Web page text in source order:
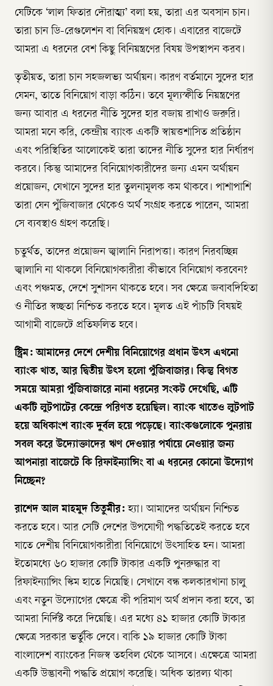
যেটিকে ‘লাল ফিতার দৌরাত্ম্য’ বলা হয়, তারা এর অবসান চান।
তারা চান ডি-রেগুলেশন বা বিনিয়ন্ত্রণ হোক। এবারের বাজেটে
আমরা এ ধরনের বেশ কিছু বিনিয়ন্ত্রণের বিষয় উপস্থাপন করব।
তৃতীয়ত, তারা চান সহজলভ্য অর্থায়ন। কারণ বর্তমানে সুদের হার
যেমন, তাতে বিনিয়োগ বাড়া কঠিন। তবে মূল্যস্ফীতি নিয়ন্ত্রণের
জন্য আবার এ ধরনের নীতি সুদের হার বজায় রাখাও জরুরি।
আমরা মনে করি, কেন্দ্রীয় ব্যাংক একটি স্বায়ত্তশাসিত প্রতিষ্ঠান
এবং পরিস্থিতির আলোকেই তারা তাদের নীতি সুদের হার নির্ধারণ
করবে। কিন্তু আমাদের বিনিয়োগকারীদের জন্য এমন অর্থায়ন
প্রয়োজন, যেখানে সুদের হার তুলনামূলক কম থাকবে। পাশাপাশি
তারা যেন পুঁজিবাজার থেকেও অর্থ সংগ্রহ করতে পারেন, আমরা
সে ব্যবস্থাও গ্রহণ করেছি।
চতুর্থত, তাদের প্রয়োজন জ্বালানি নিরাপত্তা। কারণ নিরবচ্ছিন্ন
জ্বালানি না থাকলে বিনিয়োগকারীরা কীভাবে বিনিয়োগ করবেন?
এবং পঞ্চমত, দেশে সুশাসন থাকতে হবে। সব ক্ষেত্রে জবাবদিহিতা
ও নীতির স্বচ্ছতা নিশ্চিত করতে হবে। মূলত এই পাঁচটি বিষয়ই
আগামী বাজেটে প্রতিফলিত হবে।
স্ট্রিম: আমাদের দেশে দেশীয় বিনিয়োগের প্রধান উৎস এখনো
ব্যাংক খাত, আর দ্বিতীয় উৎস হলো পুঁজিবাজার। কিন্তু বিগত
সময়ে আমরা পুঁজিবাজারে নানা ধরনের সংকট দেখেছি, এটি
একটি লুটপাটের কেন্দ্রে পরিণত হয়েছিল। ব্যাংক খাতেও লুটপাট
হয়ে অধিকাংশ ব্যাংক দুর্বল হয়ে পড়েছে। ব্যাংকগুলোকে পুনরায়
সবল করে উদ্যোক্তাদের ঋণ দেওয়ার পর্যায়ে নেওয়ার জন্য
আপনারা বাজেটে কি রিফাইন্যান্সিং বা এ ধরনের কোনো উদ্যোগ
নিচ্ছেন?
রাশেদ আল মাহমুদ তিতুমীর: হ্যা। আমাদের অর্থায়ন নিশ্চিত
করতে হবে। আর সেটি দেশের উপযোগী পদ্ধতিতেই করতে হবে
যাতে দেশীয় বিনিয়োগকারীরা বিনিয়োগে উৎসাহিত হন। আমরা
ইতোমধ্যে ৬০ হাজার কোটি টাকার একটি পুনরুদ্ধার বা
রিফাইন্যান্সিং স্কিম হাতে নিয়েছি। সেখানে বন্ধ কলকারখানা চালু
এবং নতুন উদ্যোগের ক্ষেত্রে কী পরিমাণ অর্থ প্রদান করা হবে, তা
আমরা নির্দিষ্ট করে দিয়েছি। এর মধ্যে ৪১ হাজার কোটি টাকার
ক্ষেত্রে সরকার ভর্তুকি দেবে। বাকি ১৯ হাজার কোটি টাকা
বাংলাদেশ ব্যাংকের নিজস্ব তহবিল থেকে আসবে। এক্ষেত্রে আমরা
একটি উদ্ভাবনী পদ্ধতি প্রয়োগ করেছি। অধিক তারল্য থাকা